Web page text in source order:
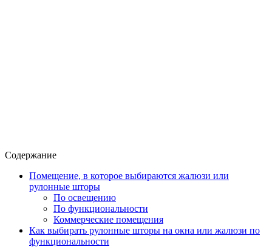
Содержание
Помещение, в которое выбираются жалюзи или
рулонные шторы
По освещению
По функциональности
Коммерческие помещения
Как выбирать рулонные шторы на окна или жалюзи по
функциональности